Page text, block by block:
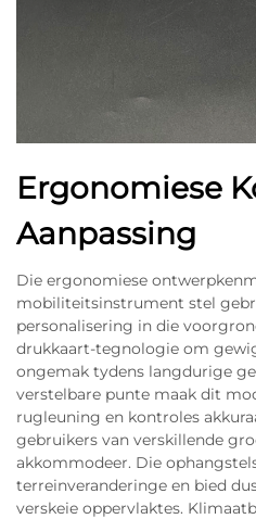
Ergonomiese
Aanpassing
Die ergonomiese
mobiliteitsinstrument stel
personalisering in die
drukkaart-tegnologie om
ongemak tydens langdurige
verstelbare punte maak dit
rugleuning en kontroles
gebruikers van verskillende
akkommodeer. Die
terreinveranderinge en bied
verskeie oppervlaktes.